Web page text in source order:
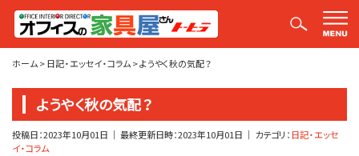
平山社長のブログ【釣りばかり日誌】
ホーム>日記・エッセイ・コラム>ようやく秋の気配？
ようやく秋の気配？
投稿日：2023年10月01日 ｜ 最終更新日時：2023年10月01日 ｜ カテゴリ：日記・エッセ
イ・コラム